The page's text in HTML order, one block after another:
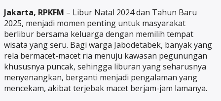
Jakarta, RPKFM – Libur Natal 2024 dan Tahun Baru
2025, menjadi momen penting untuk masyarakat
berlibur bersama keluarga dengan memilih tempat
wisata yang seru. Bagi warga Jabodetabek, banyak yang
rela bermacet-macet ria menuju kawasan pegunungan
khususnya puncak, sehingga liburan yang seharusnya
menyenangkan, berganti menjadi pengalaman yang
mencekam, akibat terjebak macet berjam-jam lamanya.